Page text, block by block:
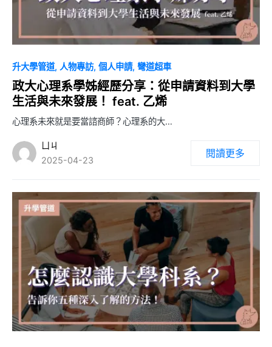
0
升大學管道 人物專訪 個人申請 彎道超車
政大心理系學姊經歷分享：從申請資料到大學
生活與未來發展！ feat. 乙烯
心理系未來就是要當諮商師？心理系的大…
ㄩㄐ
2025-04-23
閱讀更多